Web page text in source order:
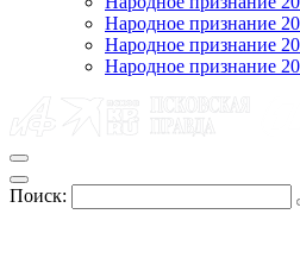
Народное признание
Народное признание
Народное признание
Поиск: